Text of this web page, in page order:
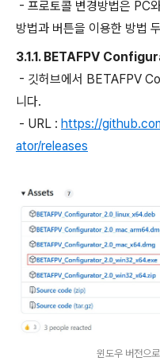
- 프로토콜 변경방법은 PC
방법과 버튼을 이용한 방법
3.1.1. BETAFPV
- 깃허브에서 BETAFPV
니다.
- URL : https://
ator/releases
윈도우 버전으